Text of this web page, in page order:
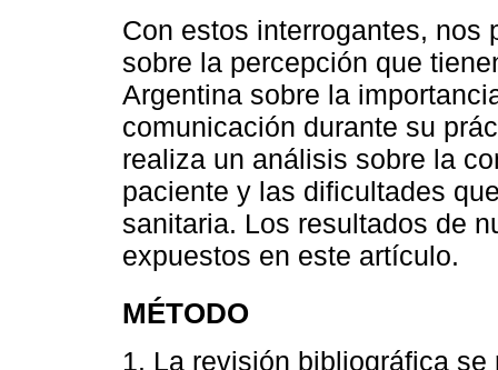
Con estos interrogantes, nos
sobre la percepción que
Argentina sobre la
comunicación durante su
realiza un análisis sobre la
paciente y las dificultades
sanitaria. Los resultados de
expuestos en este artículo.
MÉTODO
1. La revisión bibliográfica